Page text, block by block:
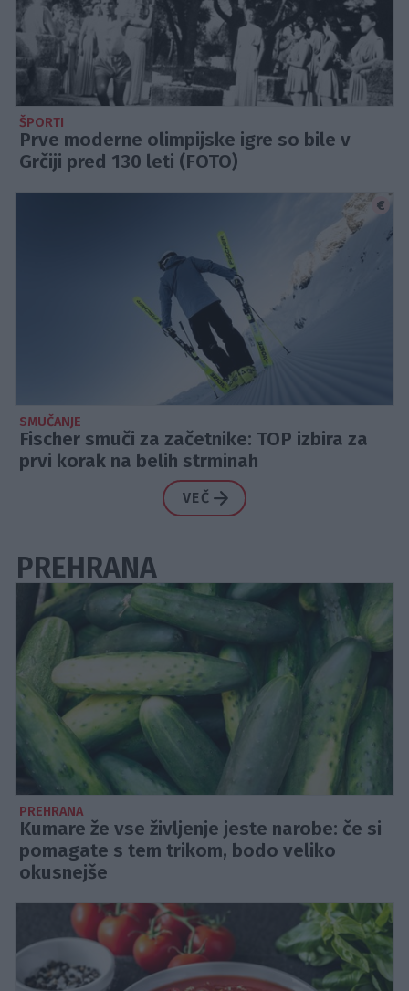
ŠPORTI
Prve moderne olimpijske igre so bile v
Grčiji pred 130 leti (FOTO)
SMUČANJE
Fischer smuči za začetnike: TOP izbira za
prvi korak na belih strminah
VEČ
PREHRANA
PREHRANA
Kumare že vse življenje jeste narobe: če si
pomagate s tem trikom, bodo veliko
okusnejše